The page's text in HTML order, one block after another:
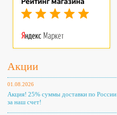
Акции
01.08.2026
Акция! 25% суммы доставки по России
за наш счет!